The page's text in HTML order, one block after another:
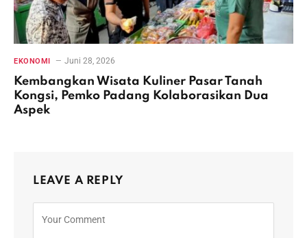
EKONOMI Juni 28, 2026
Kembangkan Wisata Kuliner Pasar Tanah
Kongsi, Pemko Padang Kolaborasikan Dua
Aspek
LEAVE A REPLY